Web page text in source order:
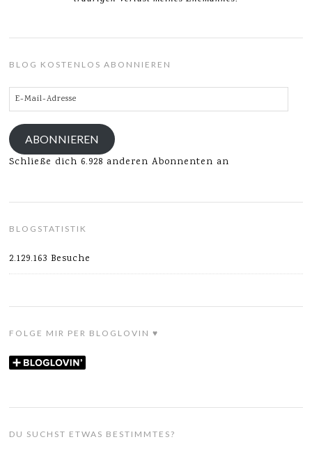
BLOG KOSTENLOS ABONNIEREN
E-
Mail-
Adresse
ABONNIEREN
Schließe dich 6.928 anderen Abonnenten an
BLOGSTATISTIK
2.129.163 Besuche
FOLGE MIR PER BLOGLOVIN ♥
DU SUCHST ETWAS BESTIMMTES?